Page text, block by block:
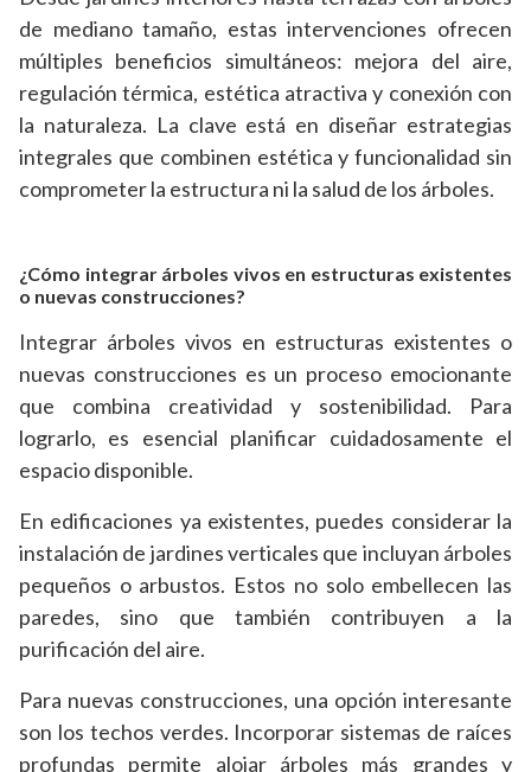
de mediano tamaño, estas intervenciones ofrecen
múltiples beneficios simultáneos: mejora del aire,
regulación térmica, estética atractiva y conexión con
la naturaleza. La clave está en diseñar estrategias
integrales que combinen estética y funcionalidad sin
comprometer la estructura ni la salud de los árboles.
¿Cómo integrar árboles vivos en estructuras existentes
o nuevas construcciones?
Integrar árboles vivos en estructuras existentes o
nuevas construcciones es un proceso emocionante
que combina creatividad y sostenibilidad. Para
lograrlo, es esencial planificar cuidadosamente el
espacio disponible.
En edificaciones ya existentes, puedes considerar la
instalación de jardines verticales que incluyan árboles
pequeños o arbustos. Estos no solo embellecen las
paredes, sino que también contribuyen a la
purificación del aire.
Para nuevas construcciones, una opción interesante
son los techos verdes. Incorporar sistemas de raíces
profundas permite alojar árboles más grandes y